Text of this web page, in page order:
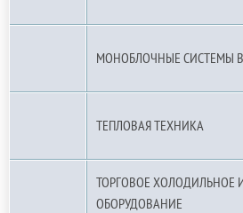
МОНОБЛОЧНЫЕ СИСТЕМЫ
ТЕПЛОВАЯ ТЕХНИКА
ТОРГОВОЕ ХОЛОДИЛЬНОЕ
ОБОРУДОВАНИЕ